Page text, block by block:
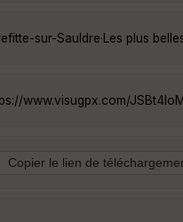
sur-Sauldre· Les plus
www.visugpx.com/